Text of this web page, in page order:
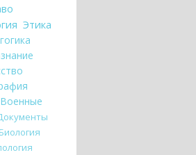
Этика
Военные
Биология